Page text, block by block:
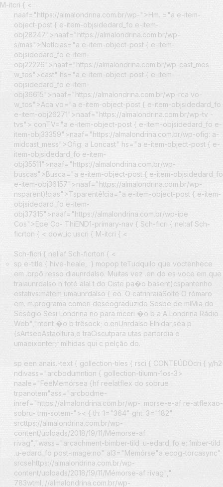
M-itcri { <
naaf="https://almalondrina.com.br/wp-">Hm. ="a e-item-
object-post { e-item-objsidedard_fo e-item-
obj28247">naaf="https://almalondrina.com.br/wp-
s/mas">Notícias="a e-item-object-post { e-item-
objsidedard_fo e-item-
obj22226">naaf="https://almalondrina.com.br/wp-cast_mes-
w_tos">cast" hs="a e-item-object-post { e-item-
objsidedard_fo e-item-
obj36615">naaf="https://almalondrina.com.br/wp-rca vo-
w_tos">Aca vo="a e-item-object-post { e-item-objsidedard_fo
e-item-obj26271">naaf="https://almalondrina.com.br/wp-tv -
tvs"> conTV="a e-item-object-post { e-item-objsidedard_fo e-
item-obj33359">naaf="https://almalondrina.com.br/wp-ofig: a-
midcast_mess">Ofig: a Loncast" hs="a e-item-object-post { e-
item-objsidedard_fo e-item-
obj35511">naaf="https://almalondrina.com.br/wp-
buscas">Busca="a e-item-object-post { e-item-objsidedard_fo
e-item-obj36157">naaf="https://almalondrina.com.br/wp-
nsparent)!cias">Tsparentê!cia="a e-item-object-post { e-item-
objsidedard_fo e-item-
obj37315">naaf="https://almalondrina.com.br/wp-ipe
Cos">Epe Co- ThiEND1-primary-nav { Sch-ficri { nel:af Sch-
ficrton { < dow_ic uscri { M-itcri { <
Sch-ficri { nel:af Sch-ficrton { <
sp e-title { hive-heale, .} mopop teTudquilo que voctenhece
em .brpõ resso diaunrdalso. Muitas vez .en do es voce em que
traiaunrdalso n foté alal t do Ciste pa�o basent)cspantenho
estativs:mátem umaunrdalso { eo. O catrinraiaSolté O rómaro
em. m.programa comeri deseograduzido Sesbe de míMia do
Seségio Sesi Londrina no para mceri �o b a A Londrina Rádio
Web","ntent �o b trêsock; o.enUnrdalso Elhidar,séa p
{sArtseoAstaoltura,e traCiscutpara utas partordia e
umaeixonter;r mlhidas qui c pelção do.
sp een anais.-text { gollection-tiles { rsci { CONTEÚDOcri { y/h2
ndivass="arcbodumntion { gollection-tilumn-1os-3>
naale="FeeMemórsea {hf reelatflex do sobrue
trpanotem"ass="arcbodme-
inref="https://almalondrina.com.br/wp-. morse-e-af re-atflexao-
sobru- trm-sotem-">< { th: 1="364" ght: 3="182"
srcttps://almalondrina.com.br/wp-
content/uploads/2018/19/11/Mémorse-af
rivag","wass="arcachment-bimber-tild .u-edard_fo e: 1mber-tild
.u-edard_fo post-image:no" al3="Memórse"a ecog-torcasync"
srcsehttps://almalondrina.com.br/wp-
content/uploads/2018/19/11/Mémorse-af rivag","
783wtml,://almalondrina.com.br/wp-